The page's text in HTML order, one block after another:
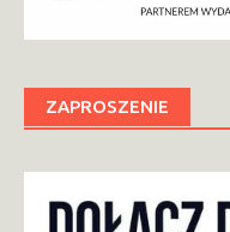
ZAPROSZENIE